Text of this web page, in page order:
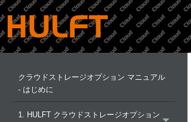
クラウドストレージオプション マニュアル
- はじめに
1. HULFT クラウドストレージオプション